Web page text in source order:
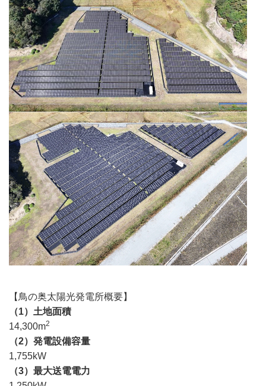
【鳥の奥太陽光発電所概要】
（1）土地面積
14,300m2
（2）発電設備容量
1,755kW
（3）最大送電電力